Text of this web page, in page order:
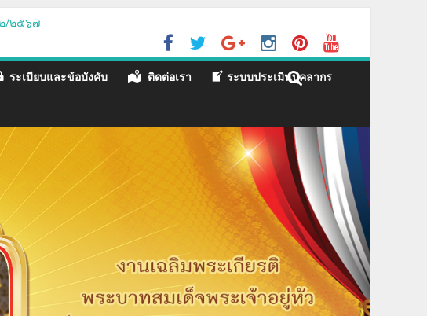
๒/๒๕๖๗
Mail และระบบ e-Learning, e-Testing, MCU-MOOC
นบูรพาจารย์
/๒๕๖๗
ระเบียบและข้อบังคับ ติดต่อเรา ระบบประเมินบุคลากร